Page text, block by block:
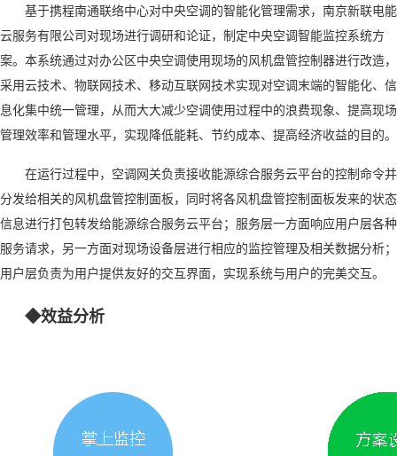
基于携程南通联络中心对中央空调的智能化管理需求，南京新联电能
云服务有限公司对现场进行调研和论证，制定中央空调智能监控系统方
案。本系统通过对办公区中央空调使用现场的风机盘管控制器进行改造，
采用云技术、物联网技术、移动互联网技术实现对空调末端的智能化、信
息化集中统一管理，从而大大减少空调使用过程中的浪费现象、提高现场
管理效率和管理水平，实现降低能耗、节约成本、提高经济收益的目的。
在运行过程中，空调网关负责接收能源综合服务云平台的控制命令并
分发给相关的风机盘管控制面板，同时将各风机盘管控制面板发来的状态
信息进行打包转发给能源综合服务云平台；服务层一方面响应用户层各种
服务请求，另一方面对现场设备层进行相应的监控管理及相关数据分析；
用户层负责为用户提供友好的交互界面，实现系统与用户的完美交互。
◆效益分析